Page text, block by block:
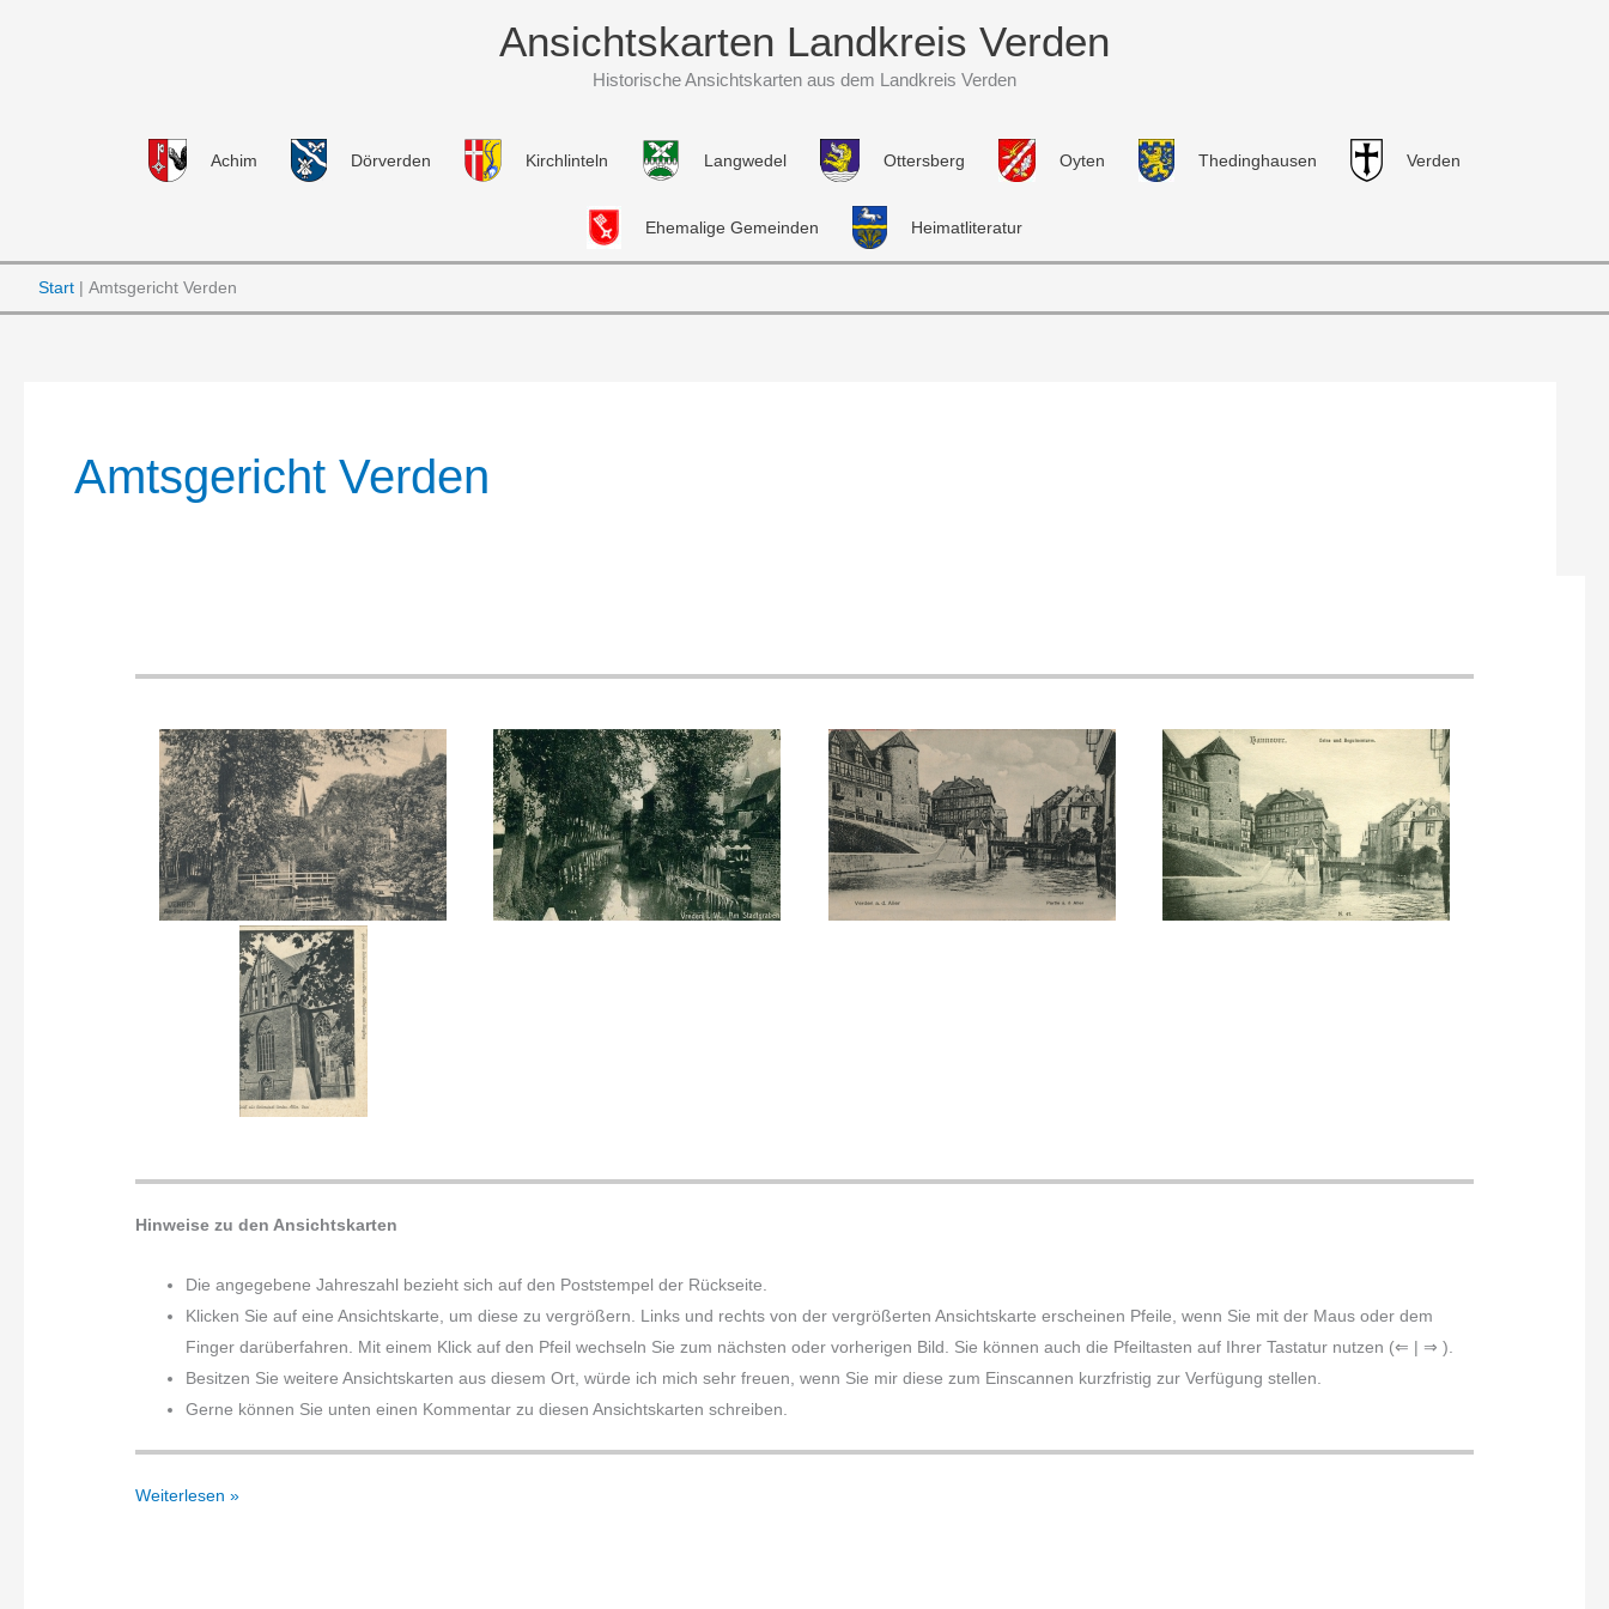
Ansichtskarten Landkreis Verden
Historische Ansichtskarten aus dem Landkreis Verden
Achim Dörverden Kirchlinteln Langwedel Ottersberg Oyten Thedinghausen Verden
Ehemalige Gemeinden Heimatliteratur
Start Amtsgericht Verden
Amtsgericht Verden
Hinweise zu den Ansichtskarten
Die angegebene Jahreszahl bezieht sich auf den Poststempel der Rückseite.
Klicken Sie auf eine Ansichtskarte, um diese zu vergrößern. Links und rechts von der vergrößerten Ansichtskarte erscheinen Pfeile, wenn Sie mit der Maus oder dem
Finger darüberfahren. Mit einem Klick auf den Pfeil wechseln Sie zum nächsten oder vorherigen Bild. Sie können auch die Pfeiltasten auf Ihrer Tastatur nutzen (⇐ | ⇒ ).
Besitzen Sie weitere Ansichtskarten aus diesem Ort, würde ich mich sehr freuen, wenn Sie mir diese zum Einscannen kurzfristig zur Verfügung stellen.
Gerne können Sie unten einen Kommentar zu diesen Ansichtskarten schreiben.
Fehldrucke
Weiterlesen »